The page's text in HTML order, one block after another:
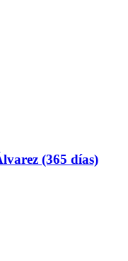
(365 días)